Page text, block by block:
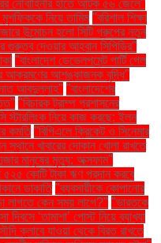
নৌবাহিনীর হাতে আটক ৫৬ জেলে"
নিয়ে তামিম "বরিশাল শিক্ষা
উন্মোচন হলো সিটি গ্রুপের নতুন
গুরুত্ব দেওয়ার আহ্বান সিপিডির"
"বাংলাদেশ ডেভেলপমেন্ট পার্টি পেল
আক্রমণের আশঙ্কাজনক বৃদ্ধি"
আবদুল্লাহ" "বাংলাদেশের
"বিচারক ট্রাম্প প্রশাসনের
স্টারলিংক নিয়ে কাজ করছে: ইলন
কমতি "বিপিএলে ক্রিকেট ও সিনেমার
স্থানে খাবারের দোকান খোলা রাখতে
মানুষের মৃত্যু: অক্সফাম"
৫২৫ কোটি টাকা ঋণ প্রদান করবে
ডাকাতি "ব্যবসায়ীকে কোপানোর
লাগতে কেন সময় লাগে?" "ভারতকে
দিবসে ‘তামাশা’ পোস্ট নিয়ে ব্যাখ্যা
ক্লাবে যাওয়া থেকে বিরত রাখতে